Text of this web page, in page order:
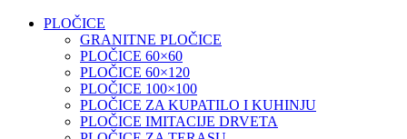
PLOČICE
GRANITNE PLOČICE
PLOČICE 60×60
PLOČICE 60×120
PLOČICE 100×100
PLOČICE ZA KUPATILO I KUHINJU
PLOČICE IMITACIJE DRVETA